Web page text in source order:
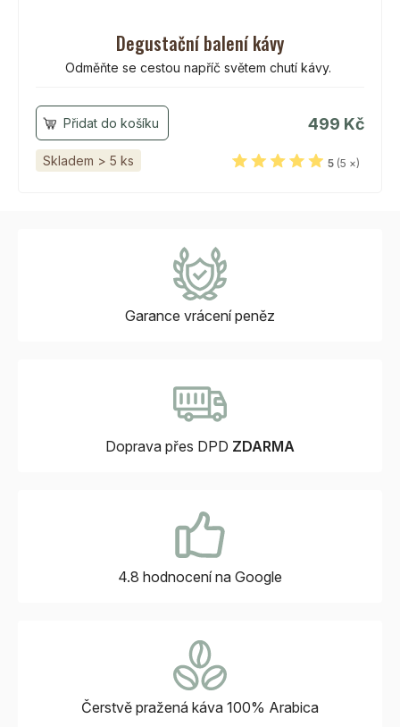
Degustační balení kávy
Odměňte se cestou napříč světem chutí kávy.
499 Kč
Skladem > 5 ks 5 (5 ×)
Garance vrácenípeněz
Doprava přes DPD ZDARMA
4.8 hodnocenína Google
Čerstvě pražená káva 100% Arabica